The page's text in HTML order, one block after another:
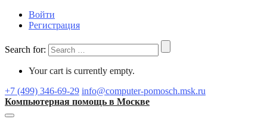
Войти
Регистрация
Search for:
Your cart is currently empty.
+7 (499) 346-69-29 info@computer-pomosch.msk.ru
Компьютерная помощь в Москве